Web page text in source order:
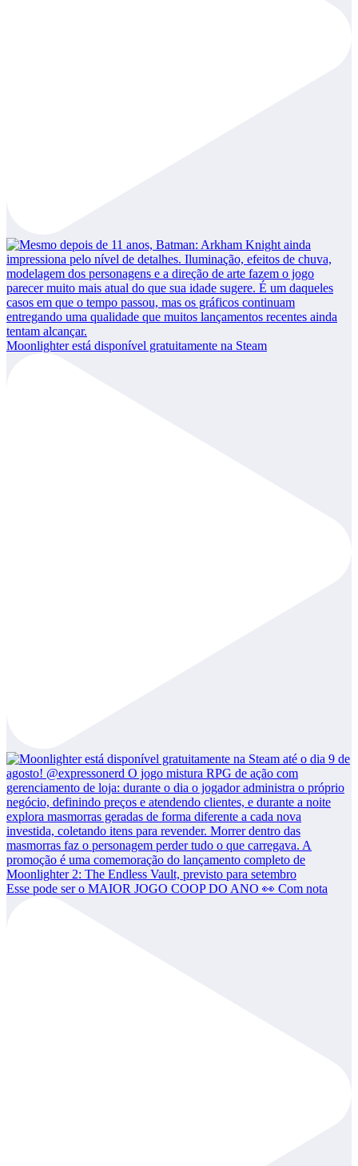
Moonlighter está disponível gratuitamente na Steam
Esse pode ser o MAIOR JOGO COOP DO ANO 👀 Com nota